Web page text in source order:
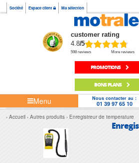
Société Espace client Ma sélection
customer rating
4.8/5
598 reviews More reviews
PROMOTIONS
BONS PLANS
Menu Nous contacter au :
01 39 97 65 10
Accueil Autres produits Enregistreur de temperature